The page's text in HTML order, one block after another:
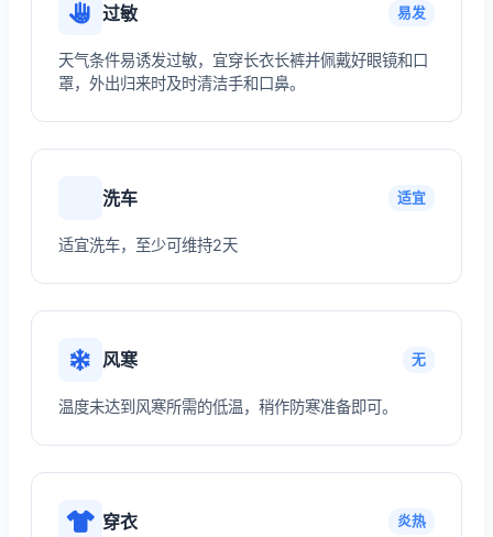
过敏 易发
天气条件易诱发过敏，宜穿长衣长裤并佩戴好眼镜和口
罩，外出归来时及时清洁手和口鼻。
洗车 适宜
适宜洗车，至少可维持2天
风寒 无
温度未达到风寒所需的低温，稍作防寒准备即可。
穿衣 炎热